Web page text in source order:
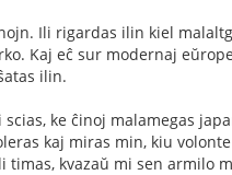
Ili rigardas ilin kiel
Kaj eĉ sur modernaj
ilin.
ke ĉinoj malamegas
kaj miras min, kiu
timas, kvazaŭ mi sen armilo